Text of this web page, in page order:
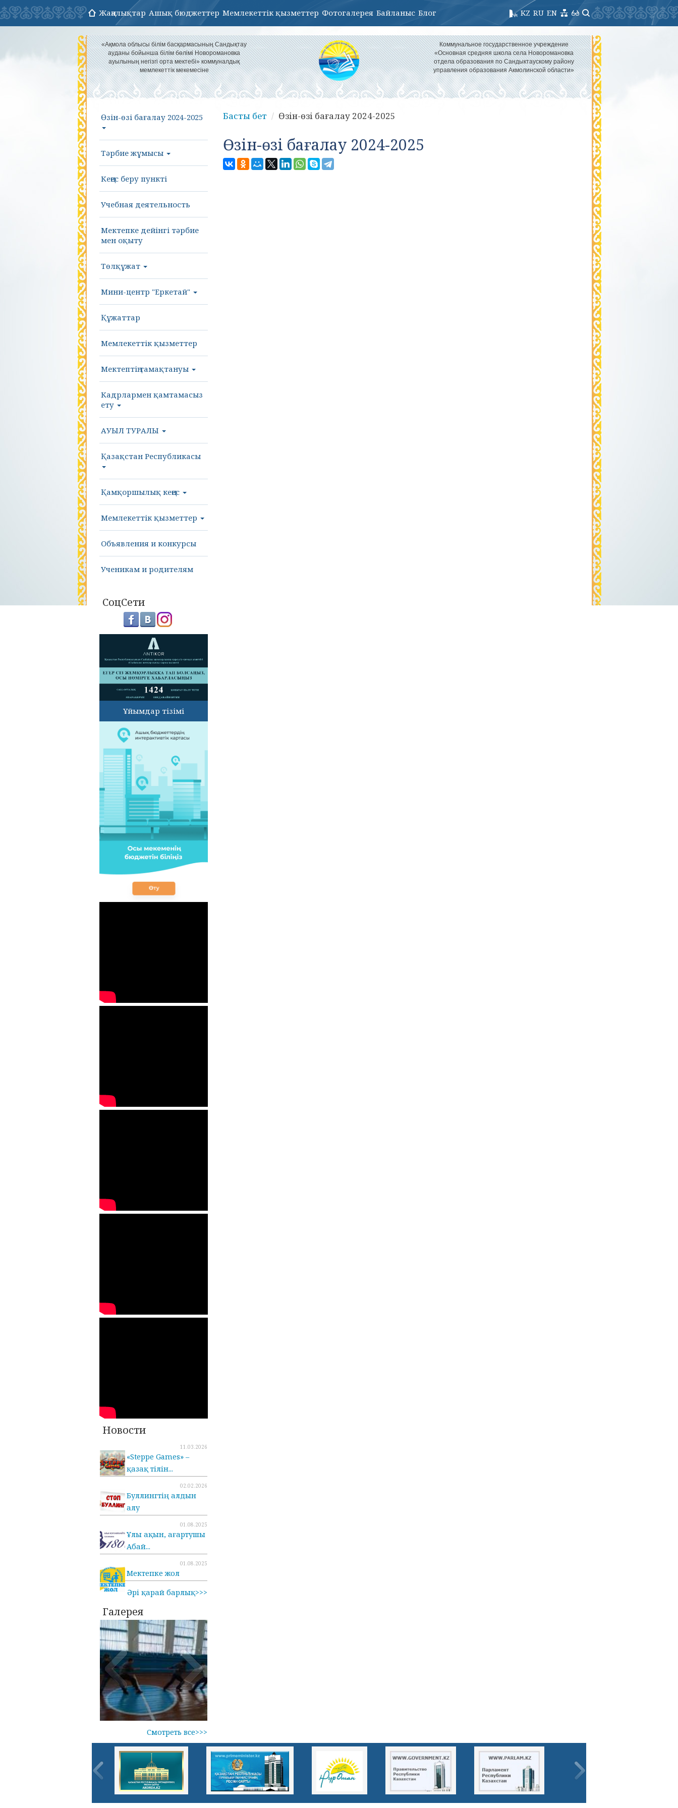
Жаңалықтар Ашық бюджеттер Мемлекеттік қызметтер Фотогалерея Байланыс Блог EN
RU
KZ
«Ақмола облысы білім басқармасының Сандықтау
ауданы бойынша білім бөлімі Новоромановка
ауылының негізгі орта мектебі» коммуналдық
мемлекеттік мекемесіне
Коммунальное государственное учреждение
«Основная средняя школа села Новоромановка
отдела образования по Сандыктаускому району
управления образования Акмолинской области»
Өзін-өзі бағалау 2024-2025
Тәрбие жұмысы
Кеңес беру пункті
Учебная деятельность
Мектепке дейінгі тәрбие
мен оқыту
Төлқұжат
Мини-центр "Еркетай"
Құжаттар
Мемлекеттік қызметтер
Мектептің тамақтануы
Кадрлармен қамтамасыз
ету
АУЫЛ ТУРАЛЫ
Қазақстан Республикасы
Қамқоршылық кеңес
Мемлекеттік қызметтер
Объявления и конкурсы
Ученикам и родителям
СоцСети
Ұйымдар тізімі
Новости
11.03.2026
«Steppe Games» –
қазақ тілін...
02.02.2026
Буллингтің алдын
алу
01.08.2025
Ұлы ақын, ағартушы
Абай...
01.08.2025
Мектепке жол
Әрі қарай барлық>>>
Галерея
Смотреть все>>>
Басты бет Өзін-өзі бағалау 2024-2025
Өзін-өзі бағалау 2024-2025